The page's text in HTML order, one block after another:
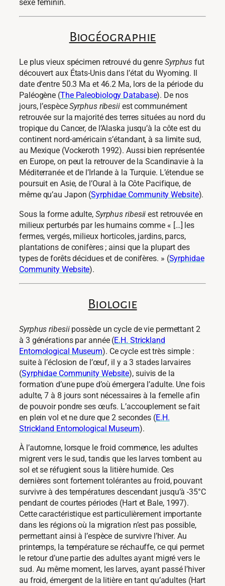
sexe féminin.
Biogéographie
Le plus vieux spécimen retrouvé du genre Syrphus fut
découvert aux États-Unis dans l’état du Wyoming. Il
date d’entre 50.3 Ma et 46.2 Ma, lors de la période du
Paléogène (The Paleobiology Database). De nos
jours, l’espèceSyrphus ribesiiest communément
retrouvée sur la majorité des terres situées au nord du
tropique du Cancer, de l’Alaska jusqu’à la côte est du
continent nord-américain s’étandant, à sa limite sud,
au Mexique (Vockeroth 1992). Aussi bien représentée
en Europe, on peut la retrouver de la Scandinavie à la
Méditerranée et de l’Irlande à la Turquie. L’étendue se
poursuit en Asie, de l’Oural à la Côte Pacifique, de
même qu’au Japon (Syrphidae Community Website).
Sous la forme adulte, Syrphus ribesii est retrouvée en
milieux perturbés par les humains comme « […] les
fermes, vergés, milieux horticoles, jardins, parcs,
plantations de conifères ; ainsi que la plupart des
types de forêts décidues et de conifères. » (Syrphidae
Community Website).
Biologie
Syrphus ribesiipossède un cycle de vie permettant 2
à 3 générations par année (E.H. Strickland
Entomological Museum). Ce cycle est très simple :
suite à l’éclosion de l’œuf, il y a 3 stades larvaires
(Syrphidae Community Website), suivis de la
formation d’une pupe d’où émergera l’adulte. Une fois
adulte, 7 à 8 jours sont nécessaires à la femelle afin
de pouvoir pondre ses œufs. L’accouplement se fait
en plein vol et ne dure que 2 secondes (E.H.
Strickland Entomological Museum).
À l’automne, lorsque le froid commence, les adultes
migrent vers le sud, tandis que les larves tombent au
sol et se réfugient sous la litière humide. Ces
dernières sont fortement tolérantes au froid, pouvant
survivre à des températures descendant jusqu’à -35°C
pendant de courtes périodes (Hart et Bale, 1997).
Cette caractéristique est particulièrement importante
dans les régions où la migration n’est pas possible,
permettant ainsi à l’espèce de survivre l’hiver. Au
printemps, la température se réchauffe, ce qui permet
le retour d’une partie des adultes ayant migré vers le
sud. Au même moment, les larves, ayant passé l’hiver
au froid, émergent de la litière en tant qu’adultes (Hart